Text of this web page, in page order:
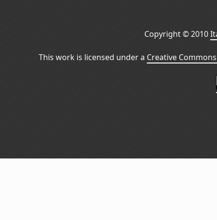
Copyright © 2010
This work is licensed under a Creative